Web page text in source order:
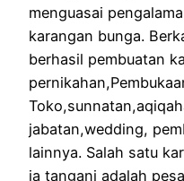
menguasai
karangan bunga.
berhasil pembuatan
jabatan,wedding,
lainnya. Salah satu
ia tangani adalah